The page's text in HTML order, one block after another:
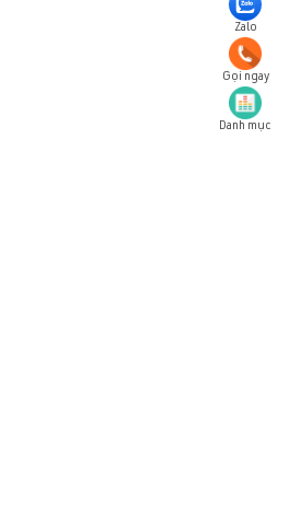
Zalo
Gọi ngay
Danh mục